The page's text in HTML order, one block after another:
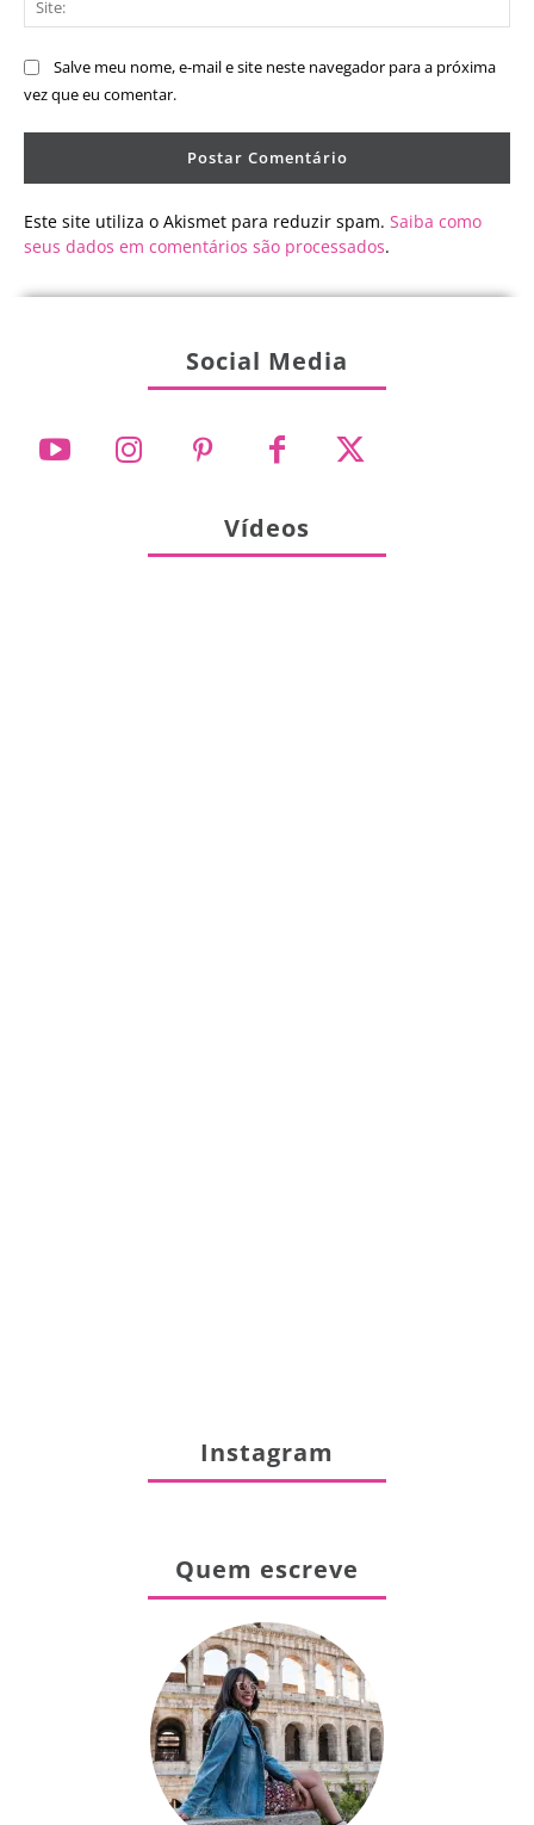
Salve meu nome, e-mail e site neste navegador para a próxima
vez que eu comentar.
Este site utiliza o Akismet para reduzir spam. Saiba como
seus dados em comentários são processados.
Social Media
Vídeos
Instagram
Quem escreve